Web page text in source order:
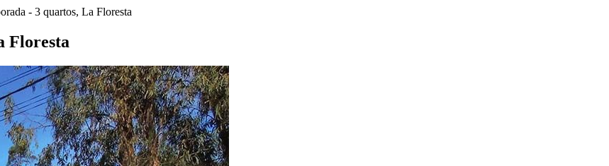
- 3 quartos, La Floresta
Floresta